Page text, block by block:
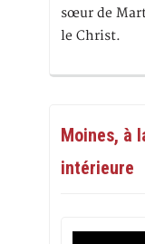
sœur de
le Christ.
Moines, à
intérieure